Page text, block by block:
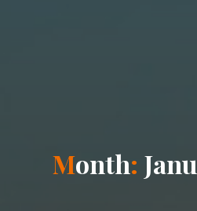
Month: Janu